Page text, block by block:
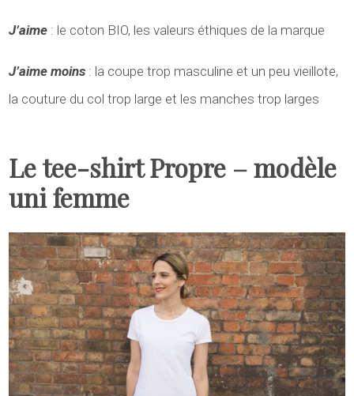
J’aime : le coton BIO, les valeurs éthiques de la marque
J’aime moins : la coupe trop masculine et un peu vieillote,
la couture du col trop large et les manches trop larges
Le tee-shirt Propre – modèle
uni femme